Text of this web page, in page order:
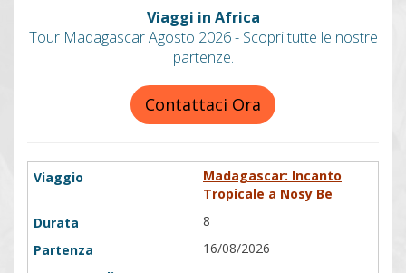
Viaggi in Africa
Tour Madagascar Agosto 2026 - Scopri tutte le nostre
partenze.
Contattaci Ora
Madagascar: Incanto
Tropicale a Nosy Be
8
16/08/2026